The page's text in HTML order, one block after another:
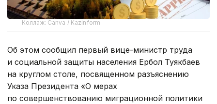
Коллаж: Canva / Kazinform
Об этом сообщил первый вице-министр труда
и социальной защиты населения Ербол Туякбаев
на круглом столе, посвященном разъяснению
Указа Президента «О мерах
по совершенствованию миграционной политики